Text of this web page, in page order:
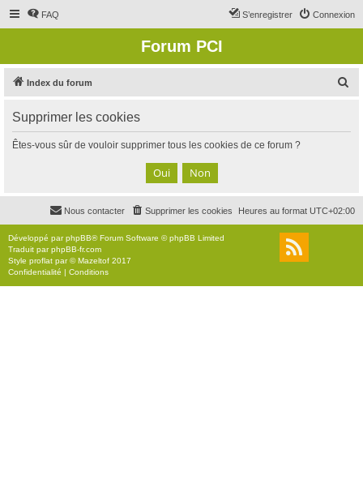
FAQ Connexion
S’enregistrer
Forum PCI
Index du forum
c
Supprimer les cookies
Êtes-vous sûr de vouloir supprimer tous les cookies de ce forum ?
Heures au format UTC+02:00
Supprimer les cookies
Nous contacter
Développé parphpBB® Forum Software © phpBB Limited
Traduit parphpBB-fr.com
Style proflat par ©Mazeltof 2017
Confidentialité | Conditions